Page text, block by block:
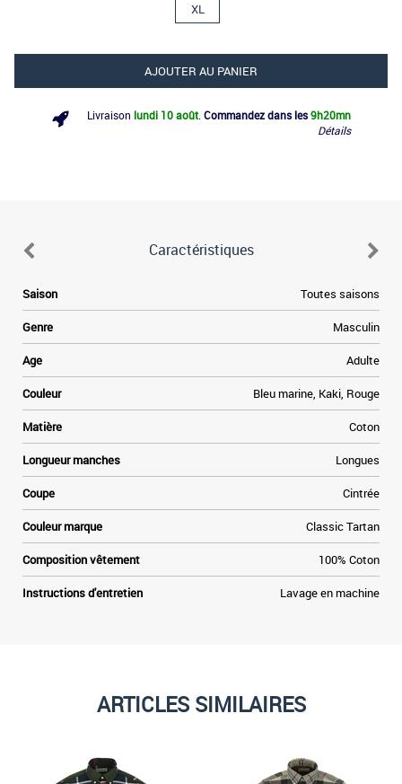
XL
AJOUTER AU PANIER
Livraison lundi 10 août. Commandez dans les 9h20mn
Détails
Caractéristiques
Saison Toutes saisons
Genre Masculin
Age Adulte
Couleur Bleu marine, Kaki, Rouge
Matière Coton
Longueur manches Longues
Coupe Cintrée
Couleur marque Classic Tartan
Composition vêtement 100% Coton
Instructions d'entretien Lavage en machine
ARTICLES SIMILAIRES